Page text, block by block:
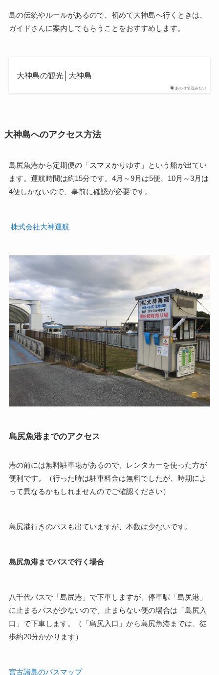
島の伝統やルールがあるので、初めて大神島へ行くときは、
ガイドさんに案内してもらうことをおすすめします。
あわせて読みたい
大神島の観光│大神島
大神島へのアクセス方法
島尻魚港から定期便の「スマヌかりゆす」という船が出てい
ます。運航時間は約15分です。4月～9月は5便、10月～3月は
4便しかないので、事前に確認が必要です。
株式会社大神運航
島尻魚港までのアクセス
港の前には無料駐車場があるので、レンタカーを使った方が
便利です。（行った時は駐車料金は無料でしたが、時期によ
って異なるかもしれませんのでご確認ください）
島尻港行きのバスも出ていますが、本数は少ないです。
島尻魚港までバスで行く場合
八千代バスで「島尻港」で下車しますが、停車駅「島尻港」
に止まるバスが少ないので、止まらない便の場合は「島尻入
口」で下車します。（「島尻入口」から島尻魚港までは、徒
歩約20分かかります）
宮古諸島のバスマップ